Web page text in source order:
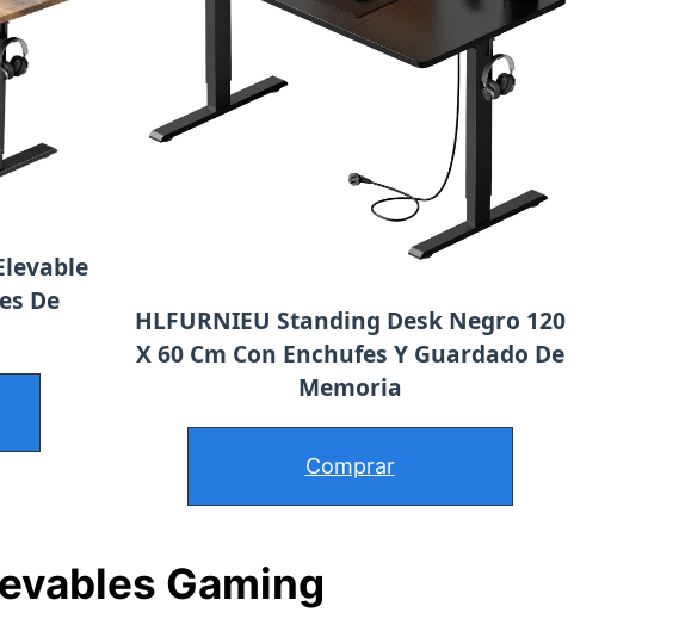
De
HLFURNIEU Standing Desk Negro 120
X 60 Cm Con Enchufes Y Guardado De
Memoria
Comprar
Gaming